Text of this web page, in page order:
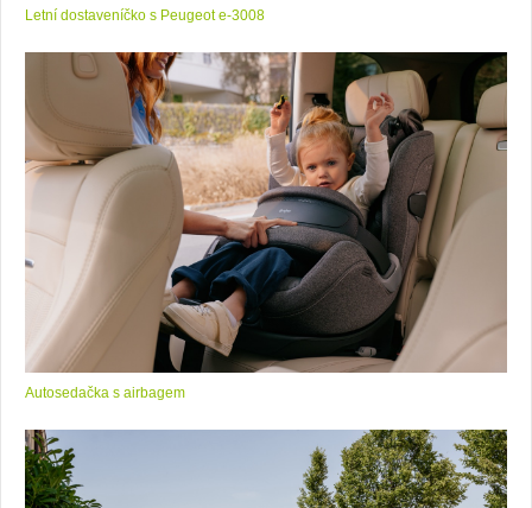
Letní dostaveníčko s Peugeot e-3008
Autosedačka s airbagem